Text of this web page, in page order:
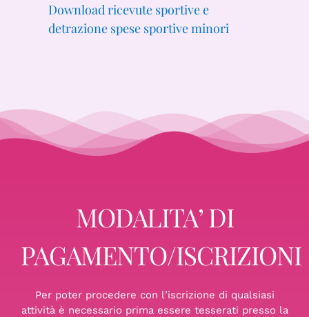
Download ricevute sportive e
detrazione spese sportive minori
MODALITA’ DI
PAGAMENTO/ISCRIZIONI
Per poter procedere con l’iscrizione di qualsiasi
attività è necessario prima essere tesserati presso la